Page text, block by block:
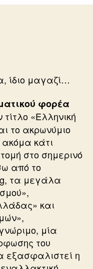
ίδιο μαγαζί…
φορέα
τίτλο «Ελληνική
το ακρωνύμιο
κάτι
στο σημερινό
από το
τα μεγάλα
και
μία
του
εξασφαλιστεί η